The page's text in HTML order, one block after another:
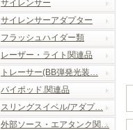
サイレンサー
サイレンサーアダプター
フラッシュハイダー類
レーザー・ライト関連品
トレーサー(BB弾発光装…
バイポッド.関連品
スリングスイベル/アダプ…
外部ソース・エアタンク関…